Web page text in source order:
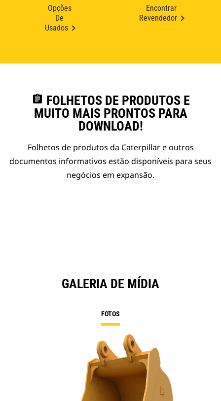
Opções
De
Usados
Encontrar
Revendedor
assignment FOLHETOS DE PRODUTOS E
MUITO MAIS PRONTOS PARA
DOWNLOAD!
Folhetos de produtos da Caterpillar e outros
documentos informativos estão disponíveis para seus
negócios em expansão.
GALERIA DE MÍDIA
FOTOS